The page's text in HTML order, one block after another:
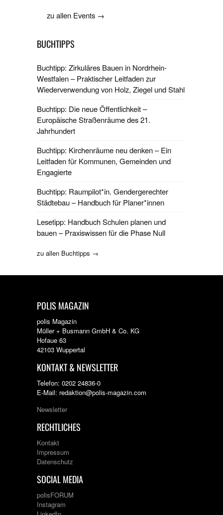
zu allen Events →
BUCHTIPPS
Buchtipp: Zirkuläres Bauen in Nordrhein-
Westfalen – Praktischer Leitfaden zur
Wiederverwendung von Holz, Ziegel und Stahl
Buchtipp: Die neue Öffentlichkeit –
Europäische Straßenräume des 21.
Jahrhundert
Buchtipp: Kirchenräume neu denken – Ein
Leitfaden für Kommunen, Gemeinden und
Engagierte
Buchtipp: Raumpilot*in. Gendergerechter
Städtebau – Handbuch für Planer*innen
Lesetipp: Handbuch Schulen planen und
bauen – Praxiswissen für die Phase Null
zu allen Buchtipps →
POLIS MAGAZIN
polis Magazin
Müller + Busmann GmbH & Co. KG
Hofaue 63
42103 Wuppertal
KONTAKT & NEWSLETTER
Telefon: 0202 24836-0
E-Mail: redaktion@polis-magazin.com
Newsletter
RECHTLICHES
Kontakt
Impressum
Datenschutz
SOCIAL MEDIA
polisFORUM
Instagram